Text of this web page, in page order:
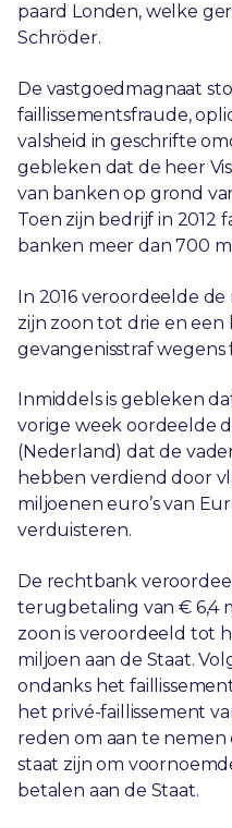
paard Londen, welke
Schröder.
De vastgoedmagnaat
faillissementsfraude,
valsheid in geschrifte
gebleken dat de heer
van banken op grond
Toen zijn bedrijf in 2012
banken meer dan 700
In 2016 veroordeelde
zijn zoon tot drie en een
gevangenisstraf wegens
Inmiddels is gebleken
vorige week oordeelde
(Nederland) dat de
hebben verdiend door
miljoenen euro’s van
verduisteren.
De rechtbank
terugbetaling van € 6,4
zoon is veroordeeld tot
miljoen aan de Staat.
ondanks het
het privé-faillissement
reden om aan te nemen
staat zijn om
betalen aan de Staat.